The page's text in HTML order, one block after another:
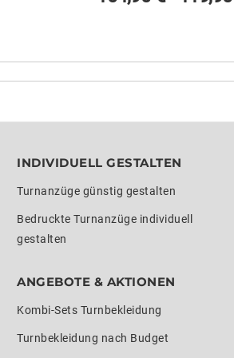
INDIVIDUELL GESTALTEN
Turnanzüge günstig gestalten
Bedruckte Turnanzüge individuell
gestalten
ANGEBOTE & AKTIONEN
Kombi-Sets Turnbekleidung
Turnbekleidung nach Budget